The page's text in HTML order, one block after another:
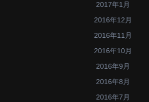
2017年1月
2016年12月
2016年11月
2016年10月
2016年9月
2016年8月
2016年7月